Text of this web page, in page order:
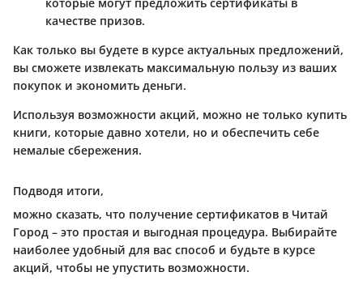
качестве призов.
Как только вы будете в курсе актуальных предложений,
вы сможете извлекать максимальную пользу из ваших
покупок и экономить деньги.
Используя возможности акций, можно не только купить
книги, которые давно хотели, но и обеспечить себе
немалые сбережения.
Подводя итоги,
можно сказать, что получение сертификатов в Читай
Город – это простая и выгодная процедура. Выбирайте
наиболее удобный для вас способ и будьте в курсе
акций, чтобы не упустить возможности.